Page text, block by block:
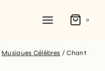
0
Musiques Célèbres / Chant